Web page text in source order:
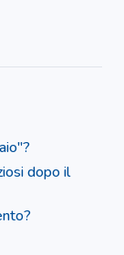
dopo il